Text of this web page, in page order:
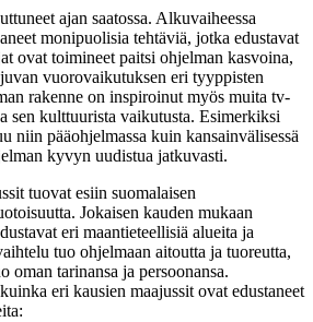
ajan saatossa. Alkuvaiheessa
monipuolisia tehtäviä, jotka edustavat
ovat toimineet paitsi ohjelman kasvoina,
vuorovaikutuksen eri tyyppisten
rakenne on inspiroinut myös muita tv-
sen kulttuurista vaikutusta. Esimerkiksi
niin pääohjelmassa kuin kansainvälisessä
kyvyn uudistua jatkuvasti.
tuovat esiin suomalaisen
Jokaisen kauden mukaan
eri maantieteellisiä alueita ja
tuo ohjelmaan aitoutta ja tuoreutta,
oman tarinansa ja persoonansa.
eri kausien maajussit ovat edustaneet